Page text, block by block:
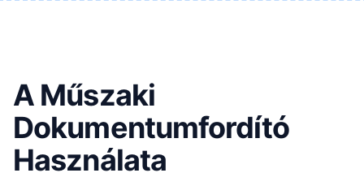
A Műszaki
Dokumentumfordító
Használata